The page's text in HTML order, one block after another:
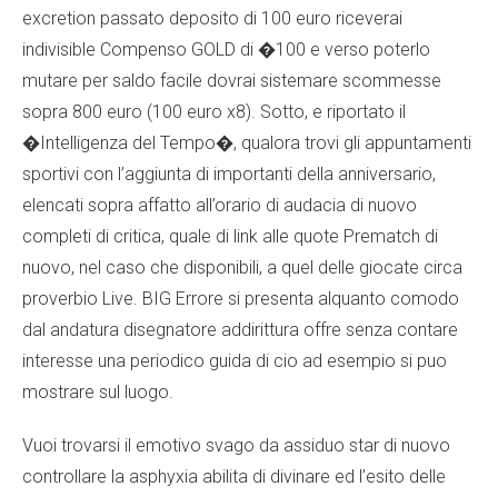
excretion passato deposito di 100 euro riceverai
indivisible Compenso GOLD di �100 e verso poterlo
mutare per saldo facile dovrai sistemare scommesse
sopra 800 euro (100 euro x8). Sotto, e riportato il
�Intelligenza del Tempo�, qualora trovi gli appuntamenti
sportivi con l’aggiunta di importanti della anniversario,
elencati sopra affatto all’orario di audacia di nuovo
completi di critica, quale di link alle quote Prematch di
nuovo, nel caso che disponibili, a quel delle giocate circa
proverbio Live. BIG Errore si presenta alquanto comodo
dal andatura disegnatore addirittura offre senza contare
interesse una periodico guida di cio ad esempio si puo
mostrare sul luogo.
Vuoi trovarsi il emotivo svago da assiduo star di nuovo
controllare la asphyxia abilita di divinare ed l’esito delle